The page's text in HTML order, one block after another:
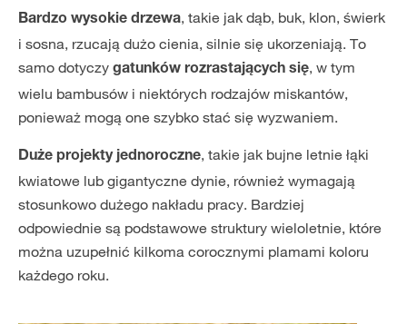
Bardzo wysokie drzewa, takie jak dąb, buk, klon, świerk
i sosna, rzucają dużo cienia, silnie się ukorzeniają. To
samo dotyczy gatunków rozrastających się, w tym
wielu bambusów i niektórych rodzajów miskantów,
ponieważ mogą one szybko stać się wyzwaniem.
Duże projekty jednoroczne, takie jak bujne letnie łąki
kwiatowe lub gigantyczne dynie, również wymagają
stosunkowo dużego nakładu pracy. Bardziej
odpowiednie są podstawowe struktury wieloletnie, które
można uzupełnić kilkoma corocznymi plamami koloru
każdego roku.